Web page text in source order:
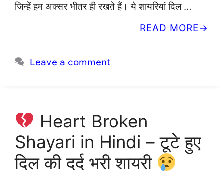
जिन्हें हम अक्सर भीतर ही रखते हैं। ये शायरियां दिल …
READ MORE
Leave a comment
Heart Broken
Shayari in Hindi – टूटे हुए
दिल की दर्द भरी शायरी